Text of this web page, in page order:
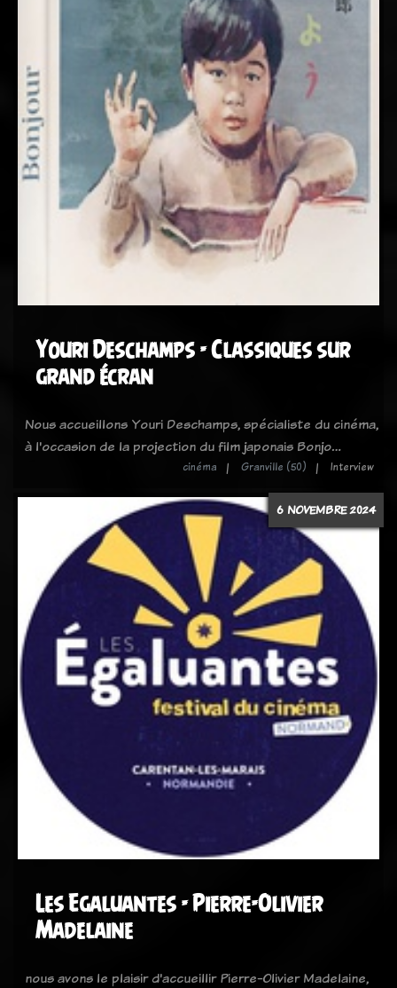
Youri Deschamps - Classiques sur
grand écran
Nous accueillons Youri Deschamps, spécialiste du cinéma,
à l'occasion de la projection du film japonais Bonjo…
cinéma Granville (50) Interview
6 NOVEMBRE 2024
Les Egaluantes - Pierre-Olivier
Madelaine
nous avons le plaisir d'accueillir Pierre-Olivier Madelaine,